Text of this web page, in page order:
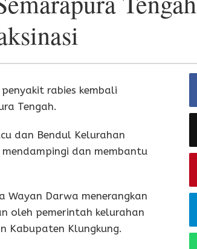
rabies kembali
Tengah.
dan Bendul Kelurahan
dan membantu
Wayan Darwa menerangkan
oleh pemerintah kelurahan
Kabupaten Klungkung.